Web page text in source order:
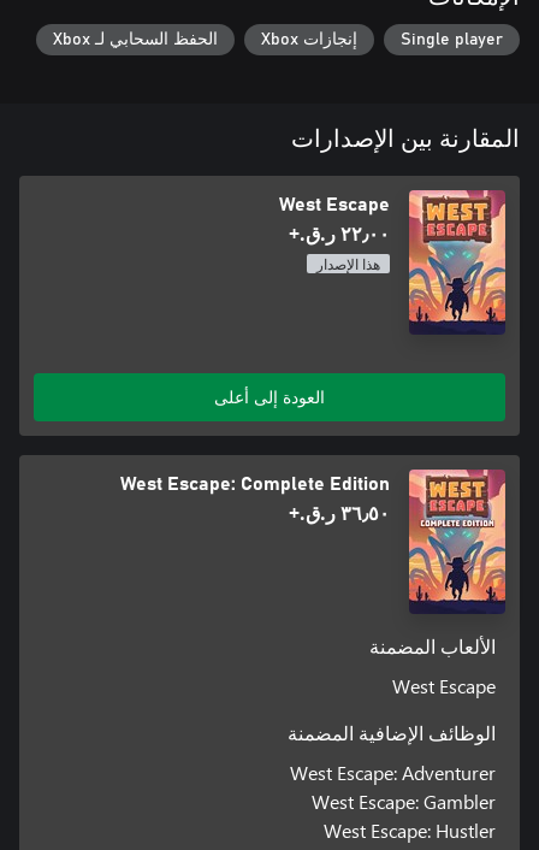
Single player إنجازات Xbox الحفظ السحابي لـ Xbox
المقارنة بين الإصدارات
West Escape
٢٢٫٠٠ ر.ق.‏+
هذا الإصدار
العودة إلى أعلى
West Escape: Complete Edition
٣٦٫٥٠ ر.ق.‏+
الألعاب المضمنة
West Escape
الوظائف الإضافية المضمنة
West Escape: Adventurer
West Escape: Gambler
West Escape: Hustler